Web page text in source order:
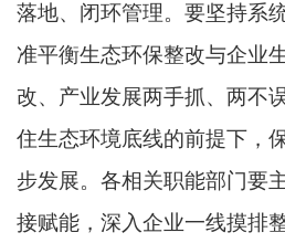
落地、闭环管理。要坚持系
准平衡生态环保整改与企业
改、产业发展两手抓、两不
住生态环境底线的前提下，
步发展。各相关职能部门要
接赋能，深入企业一线摸排